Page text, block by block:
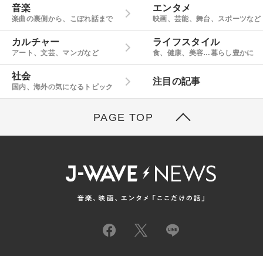
音楽
楽曲の裏側から、こぼれ話まで
エンタメ
映画、芸能、舞台、スポーツなど
カルチャー
アート、文芸、マンガなど
ライフスタイル
食、健康、美容…暮らし豊かに
社会
国内、海外の気になるトピック
注目の記事
PAGE TOP